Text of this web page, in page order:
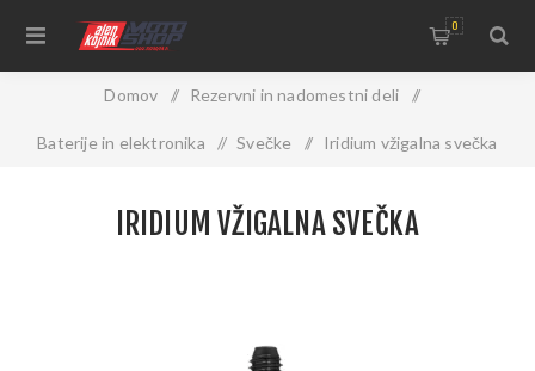
0
Domov / Rezervni in nadomestni deli /
Baterije in elektronika / Svečke / Iridium vžigalna svečka
IRIDIUM VŽIGALNA SVEČKA